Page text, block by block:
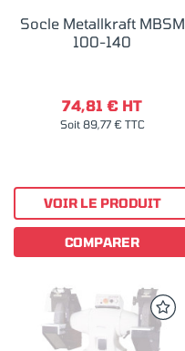
Socle Metallkraft MBSM
100-140
74,81 € HT
Soit 89,77 € TTC
VOIR LE PRODUIT
COMPARER